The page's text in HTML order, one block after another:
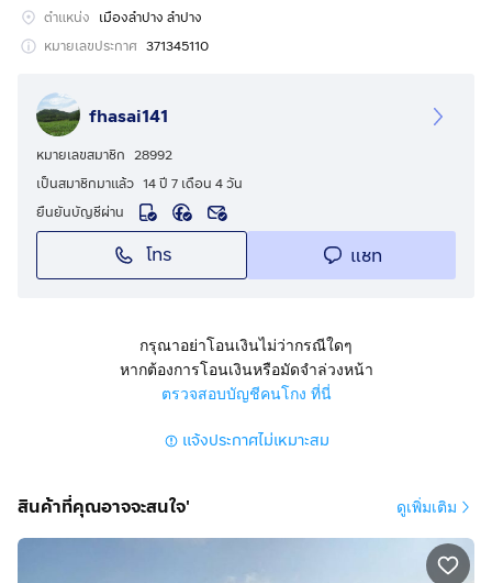
ตำแหน่ง เมืองลำปาง ลำปาง
หมายเลขประกาศ 371345110
fhasai141
หมายเลขสมาชิก 28992
เป็นสมาชิกมาแล้ว 14 ปี 7 เดือน 4 วัน
ยืนยันบัญชีผ่าน
โทร แชท
กรุณาอย่าโอนเงินไม่ว่ากรณีใดๆ
หากต้องการโอนเงินหรือมัดจำล่วงหน้า
ตรวจสอบบัญชีคนโกง ที่นี่
แจ้งประกาศไม่เหมาะสม
สินค้าที่คุณอาจจะสนใจ' ดูเพิ่มเติม